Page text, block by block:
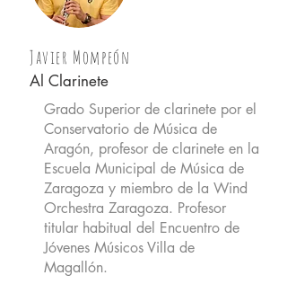
Javier Mompeón
Al Clarinete
Grado Superior de clarinete por el
Conservatorio de Música de
Aragón, profesor de clarinete en la
Escuela Municipal de Música de
Zaragoza y miembro de la Wind
Orchestra Zaragoza. Profesor
titular habitual del Encuentro de
Jóvenes Músicos Villa de
Magallón.